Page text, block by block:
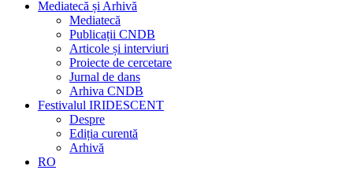
Mediatecă și Arhivă
Mediatecă
Publicații CNDB
Articole și interviuri
Proiecte de cercetare
Jurnal de dans
Arhiva CNDB
Festivalul IRIDESCENT
Despre
Ediția curentă
Arhivă
RO